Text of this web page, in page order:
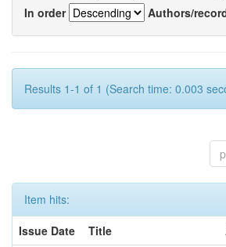
In order
Authors/
Results 1-1 of 1 (Search time: 0.003
Item hits:
Issue Date
Title